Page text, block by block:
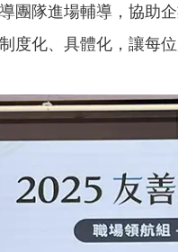
團隊進場輔導，協助
度化、具體化，讓每